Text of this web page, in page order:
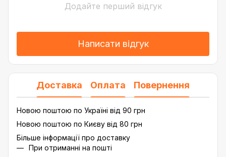
Додайте перший відгук
Написати відгук
Доставка Оплата Повернення
Новою поштою по Україні від 90 грн
Новою поштою по Києву від 80 грн
Більше інформації про доставку
При отриманні на пошті